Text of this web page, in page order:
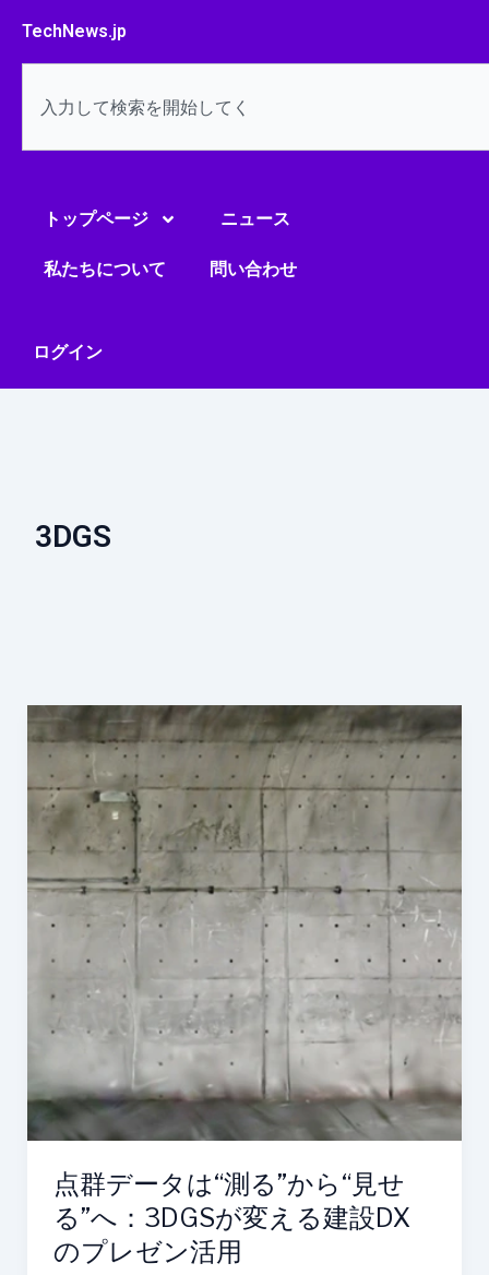
TechNews.jp
トップページ ニュース
私たちについて 問い合わせ
ログイン
3DGS
点群データは“測る”から“見せ
る”へ：3DGSが変える建設DX
のプレゼン活用
点
群
デ
ー
タ
は“測
る”か
る”へ：
3DGS
が
る
建
DX
の
プ
レ